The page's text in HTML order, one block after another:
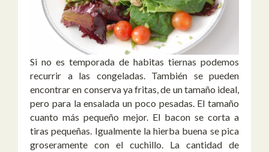
Si no es temporada de habitas tiernas podemos
recurrir a las congeladas. También se pueden
encontrar en conserva ya fritas, de un tamaño ideal,
pero para la ensalada un poco pesadas. El tamaño
cuanto más pequeño mejor. El bacon se corta a
tiras pequeñas. Igualmente la hierba buena se pica
groseramente con el cuchillo. La cantidad de